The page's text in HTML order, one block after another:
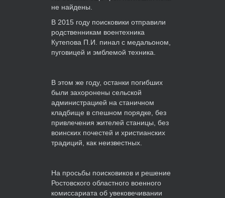
не найдены.
В 2015 году поисковики отправили
родственникам воентехника
Кутепова П.И. пинал с медальоном,
пуговицей и эмблемой техника.
В этом же году, останки погибших
были захоронены сельской
администрацией на станичном
кладбище в спешном порядке, без
привлечения жителей станицы, без
воинских почестей и христианских
традиций, как неизвестных.
На просьбы поисковиков и решение
Ростовского областного военного
комиссариата об увековечивании